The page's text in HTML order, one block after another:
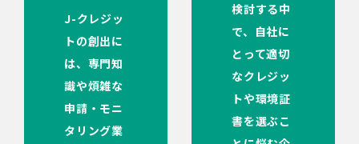
J-クレジッ
トの創出に
は、専門知
識や煩雑な
申請・モニ
タリング業
検討する中
で、自社に
とって適切
なクレジッ
トや環境証
書を選ぶこ